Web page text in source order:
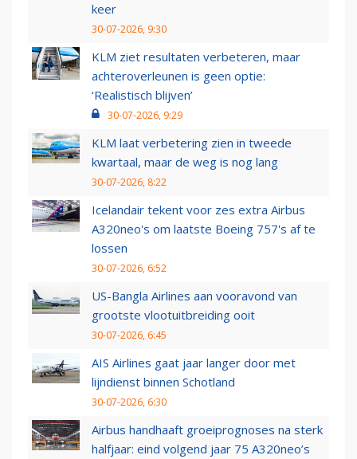
keer
30-07-2026, 9:30
KLM ziet resultaten verbeteren, maar
achteroverleunen is geen optie:
‘Realistisch blijven’
30-07-2026, 9:29
KLM laat verbetering zien in tweede
kwartaal, maar de weg is nog lang
30-07-2026, 8:22
Icelandair tekent voor zes extra Airbus
A320neo's om laatste Boeing 757's af te
lossen
30-07-2026, 6:52
US-Bangla Airlines aan vooravond van
grootste vlootuitbreiding ooit
30-07-2026, 6:45
AIS Airlines gaat jaar langer door met
lijndienst binnen Schotland
30-07-2026, 6:30
Airbus handhaaft groeiprognoses na sterk
halfjaar: eind volgend jaar 75 A320neo’s